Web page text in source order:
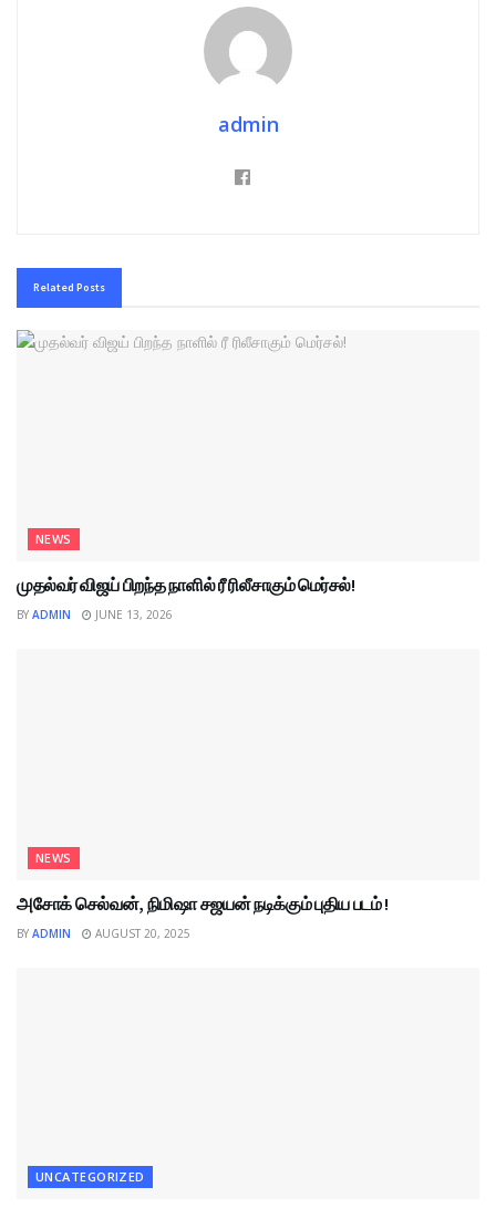
admin
Related Posts
NEWS
முதல்வர் விஜய் பிறந்த நாளில் ரீ ரிலீசாகும் மெர்சல்!
BY ADMIN JUNE 13, 2026
NEWS
அசோக் செல்வன், நிமிஷா சஜயன் நடிக்கும் புதிய படம் !
BY ADMIN AUGUST 20, 2025
UNCATEGORIZED